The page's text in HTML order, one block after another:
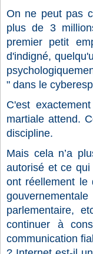
On ne peut pas
plus de 3
premier petit
d'indigné,
" dans le
C'est
martiale attend.
discipline.
Mais cela n’a
autorisé et ce
ont réellement le
parlementaire,
continuer à
communication